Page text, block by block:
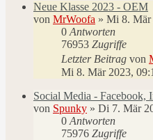
Neue Klasse 2023 - OEM
von MrWoofa » Mi 8. Mär
0 Antworten
76953 Zugriffe
Letzter Beitrag von
Mi 8. Mär 2023,
Social Media - Facebook,
von Spunky » Di 7. Mär
0 Antworten
75976 Zugriffe